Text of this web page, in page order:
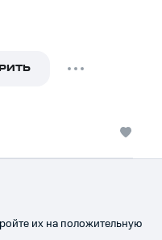
их на положительную